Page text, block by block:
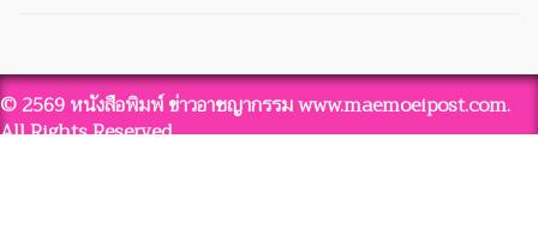
© 2569 หนังสือพิมพ์ ข่าวอาชญากรรม www.maemoeipost.com.
All Rights Reserved.